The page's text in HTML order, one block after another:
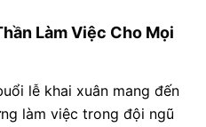
Làm Việc Cho Mọi
lễ khai xuân mang đến
làm việc trong đội ngũ